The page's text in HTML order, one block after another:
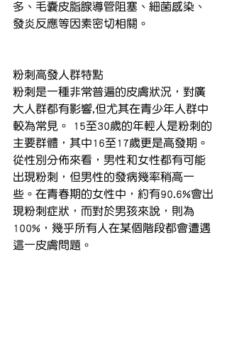
多、毛囊皮脂腺導管阻塞、細菌感染、
發炎反應等因素密切相關。
粉刺高發人群特點
粉刺是一種非常普遍的皮膚狀況，對廣
大人群都有影響,但尤其在青少年人群中
較為常見。 15至30歲的年輕人是粉刺的
主要群體，其中16至17歲更是高發期。
從性別分佈來看，男性和女性都有可能
出現粉刺，但男性的發病幾率稍高一
些。在青春期的女性中，約有90.6%會出
現粉刺症狀，而對於男孩來說，則為
100%，幾乎所有人在某個階段都會遭遇
這一皮膚問題。